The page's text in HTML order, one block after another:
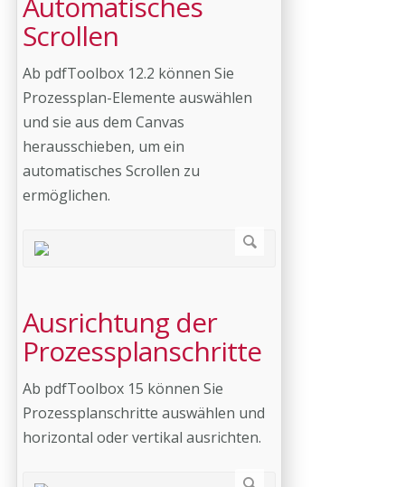
Scrollen
Ab pdfToolbox 12.2 können Sie
Prozessplan-Elemente auswählen
und sie aus dem Canvas
herausschieben, um ein
automatisches Scrollen zu
ermöglichen.
Ausrichtung der
Prozessplanschritte
Ab pdfToolbox 15 können Sie
Prozessplanschritte auswählen und
horizontal oder vertikal ausrichten.